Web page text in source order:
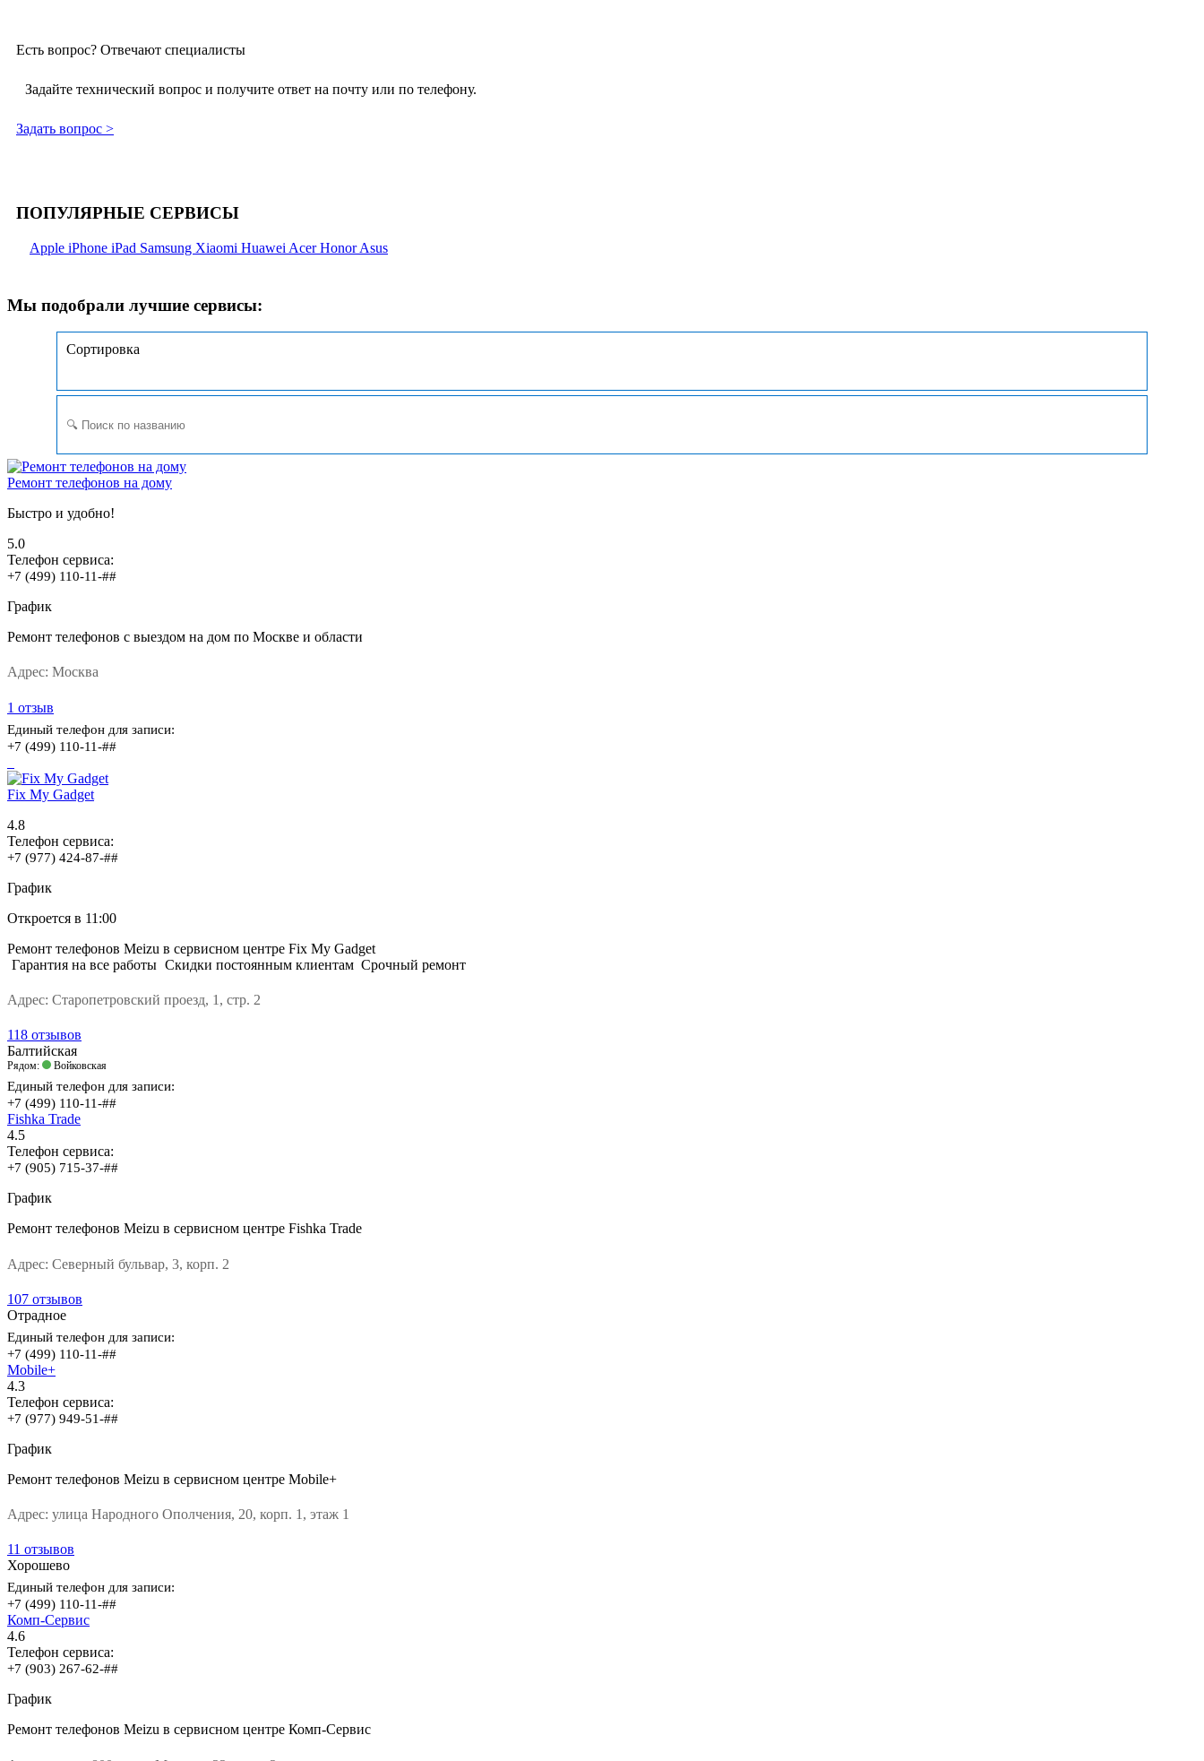
Есть вопрос? Отвечают специалисты
Задайте технический вопрос и получите ответ на почту или по телефону.
Задать вопрос >
ПОПУЛЯРНЫЕ СЕРВИСЫ
Apple iPhone iPad Samsung Xiaomi Huawei AcerHonorAsus
Мы подобрали лучшие сервисы:
Сортировка
Ремонт телефонов на дому
Быстро и удобно!
5.0
Телефон сервиса:
+7 (499) 110-11-##
График
Ремонт телефонов с выездом на дом по Москве и области
Адрес: Москва
1 отзыв
Единый телефон для записи:
+7 (499) 110-11-##
Fix My Gadget
4.8
Телефон сервиса:
+7 (977) 424-87-##
График
Откроется в 11:00
Ремонт телефонов Meizu в сервисном центре Fix My Gadget
Гарантия на все работы Скидки постоянным клиентам Срочный ремонт
Адрес: Старопетровский проезд, 1, стр. 2
118 отзывов
Балтийская
Рядом: Войковская
Единый телефон для записи:
+7 (499) 110-11-##
Fishka Trade
4.5
Телефон сервиса:
+7 (905) 715-37-##
График
Ремонт телефонов Meizu в сервисном центре Fishka Trade
Адрес: Северный бульвар, 3, корп. 2
107 отзывов
Отрадное
Единый телефон для записи:
+7 (499) 110-11-##
Mobile+
4.3
Телефон сервиса:
+7 (977) 949-51-##
График
Ремонт телефонов Meizu в сервисном центре Mobile+
Адрес: улица Народного Ополчения, 20, корп. 1, этаж 1
11 отзывов
Хорошево
Единый телефон для записи:
+7 (499) 110-11-##
Комп-Сервис
4.6
Телефон сервиса:
+7 (903) 267-62-##
График
Ремонт телефонов Meizu в сервисном центре Комп-Сервис